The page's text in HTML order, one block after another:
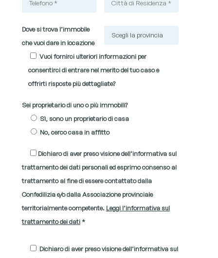
Dove si trova l’immobile
che vuoi dare in locazione
Vuoi fornirci ulteriori informazioni per
consentirci di entrare nel merito del tuo caso e
offrirti risposte più dettagliate?
Sei proprietario di uno o più immobili?
Sì, sono un proprietario di casa
No, cerco casa in affitto
Dichiaro di aver preso visione dell’informativa sul
trattamento dei dati personali ed esprimo consenso al
trattamento al fine di essere contattato dalla
Confedilizia e/o dalla Associazione provinciale
territorialmente competente. Leggi l’informativa sul
trattamento dei dati*
Dichiaro di aver preso visione dell’informativa sul